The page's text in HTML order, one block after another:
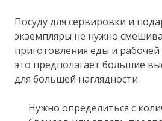
Посуду для сервировки и
экземпляры не нужно
приготовления еды и рабочей
это предполагает большие
для большей наглядности.
Нужно определиться с